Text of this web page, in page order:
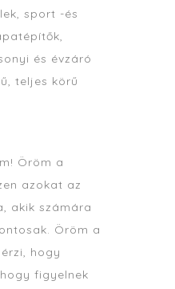
sport -és
és évzáró
teljes körű
Öröm a
azokat az
akik számára
Öröm a
hogy
figyelnek